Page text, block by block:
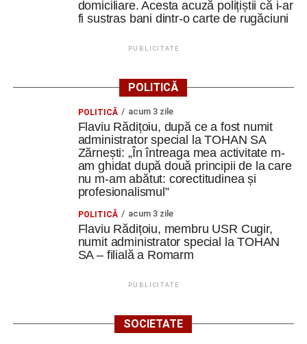
domiciliare. Acesta acuză polițiștii că i-ar
fi sustras bani dintr-o carte de rugăciuni
PUBLICITATE
POLITICĂ
POLITICĂ acum 3 zile
Flaviu Rădițoiu, după ce a fost numit
administrator special la TOHAN SA
Zărnești: „În întreaga mea activitate m-
am ghidat după două principii de la care
nu m-am abătut: corectitudinea și
profesionalismul”
POLITICĂ acum 3 zile
Flaviu Rădițoiu, membru USR Cugir,
numit administrator special la TOHAN
SA – filială a Romarm
PUBLICITATE
SOCIETATE